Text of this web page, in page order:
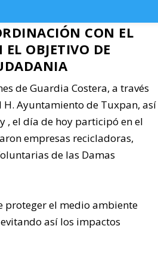
CON EL
OBJETIVO DE
de Guardia Costera, a través
Ayuntamiento de Tuxpan, así
, el día de hoy participó en el
empresas recicladoras,
de las Damas
proteger el medio ambiente
así los impactos